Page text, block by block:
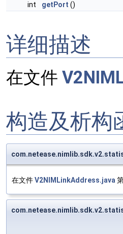
int
getPort ()
详细描述
在文件
构造及析构
在文件V2NIMLinkAddress.java